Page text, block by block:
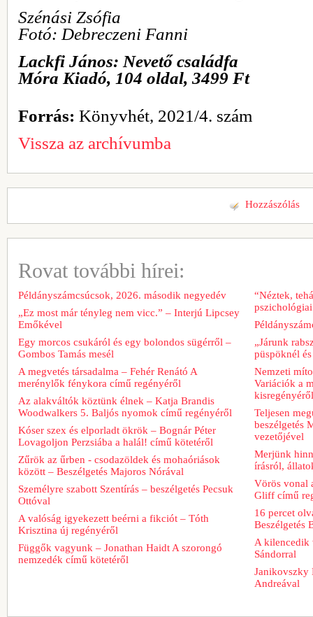
Szénási Zsófia
Fotó: Debreczeni Fanni
Lackfi János: Nevető családfa
Móra Kiadó, 104 oldal, 3499 Ft
Forrás: Könyvhét, 2021/4. szám
Vissza az archívumba
Hozzászólás
Rovat további hírei:
Példányszámcsúcsok, 2026. második negyedév
„Ez most már tényleg nem vicc.” – Interjú Lipcsey
Emőkével
Egy morcos csukáról és egy bolondos sügérről –
Gombos Tamás mesél
A megvetés társadalma – Fehér Renátó A
merénylők fénykora című regényéről
Az alakváltók köztünk élnek – Katja Brandis
Woodwalkers 5. Baljós nyomok című regényéről
Kóser szex és elporladt ökrök – Bognár Péter
Lovagoljon Perzsiába a halál! című kötetéről
Zűrök az űrben - csodazöldek és mohaóriások
között – Beszélgetés Majoros Nórával
Személyre szabott Szentírás – beszélgetés Pecsuk
Ottóval
A valóság igyekezett beérni a fikciót – Tóth
Krisztina új regényéről
Függők vagyunk – Jonathan Haidt A szorongó
nemzedék című kötetéről
“Néztek,
„Járunk
püspöknél
Nemzeti
Variációk a
kisregényéről
Teljesen
beszélgetés
vezetőjével
Merjünk
írásról,
Vörös vonal
Gliff című
16 percet
Beszélgetés
A kilencedik
Sándorral
Janikovszky
Andreával